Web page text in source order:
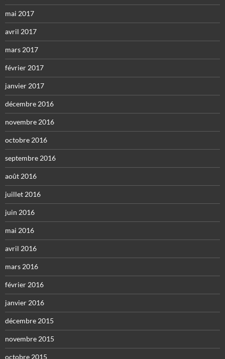
mai 2017
avril 2017
mars 2017
février 2017
janvier 2017
décembre 2016
novembre 2016
octobre 2016
septembre 2016
août 2016
juillet 2016
juin 2016
mai 2016
avril 2016
mars 2016
février 2016
janvier 2016
décembre 2015
novembre 2015
octobre 2015